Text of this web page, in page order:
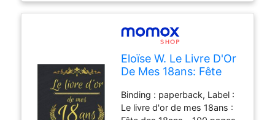
100, publicationDate : 2019-
livres d'or, languages :
french, ISBN : 1688060987
Eloïse W. Le Livre D'Or
De Mes 18ans: Fête
- Thème : Noir Et Or
Avec Ornements -
Binding : paperback, Label :
Le livre d'or de mes 18ans :